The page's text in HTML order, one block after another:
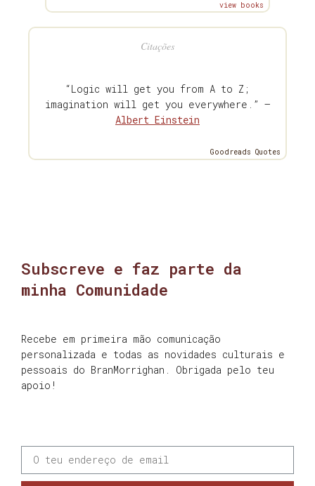
view books
Citações
“Logic will get you from A to Z;
imagination will get you everywhere.” —
Albert Einstein
Goodreads Quotes
Subscreve e faz parte da
minha Comunidade
Recebe em primeira mão comunicação
personalizada e todas as novidades culturais e
pessoais do BranMorrighan. Obrigada pelo teu
apoio!